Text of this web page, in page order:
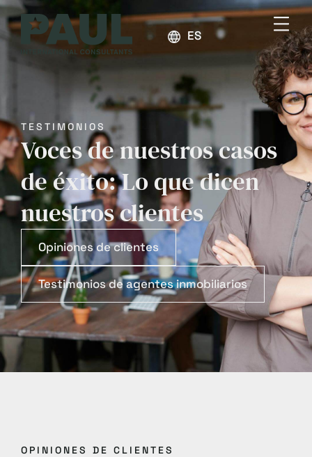
ESPAÑOL
TESTIMONIOS
Voces de nuestros casos
de éxito: Lo que dicen
nuestros clientes
Opiniones de clientes
Testimonios de agentes inmobiliarios
OPINIONES DE CLIENTES